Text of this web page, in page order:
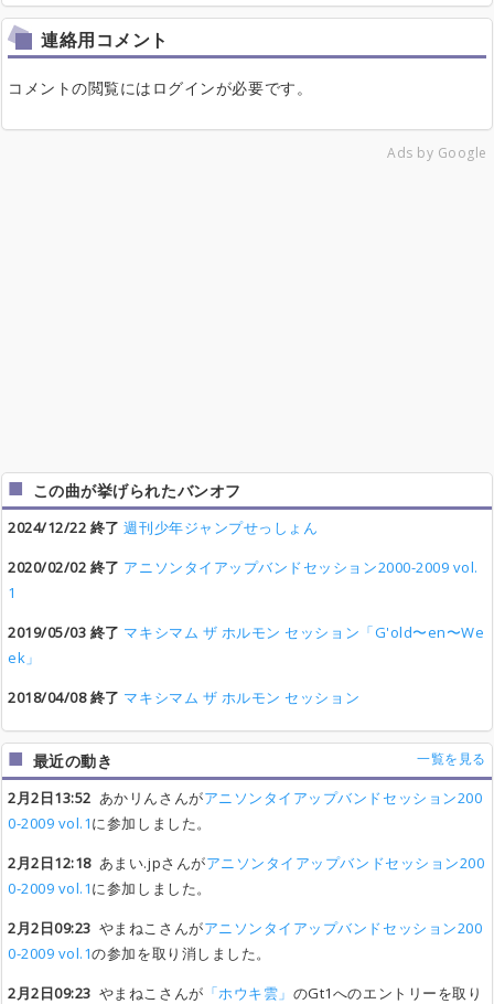
連絡用コメント
コメントの閲覧にはログインが必要です。
Ads by Google
この曲が挙げられたバンオフ
2024/12/22 終了 週刊少年ジャンプせっしょん
2020/02/02 終了 アニソンタイアップバンドセッション2000-2009 vol.
1
2019/05/03 終了 マキシマム ザ ホルモン セッション「G'old〜en〜We
ek」
2018/04/08 終了 マキシマム ザ ホルモン セッション
最近の動き 一覧を見る
2月2日13:52 あかリんさんがアニソンタイアップバンドセッション200
0-2009 vol.1に参加しました。
2月2日12:18あまい.jpさんがアニソンタイアップバンドセッション200
0-2009 vol.1に参加しました。
2月2日09:23 やまねこさんがアニソンタイアップバンドセッション200
0-2009 vol.1の参加を取り消しました。
2月2日09:23 やまねこさんが 「ホウキ雲」 のGt1へのエントリーを取り